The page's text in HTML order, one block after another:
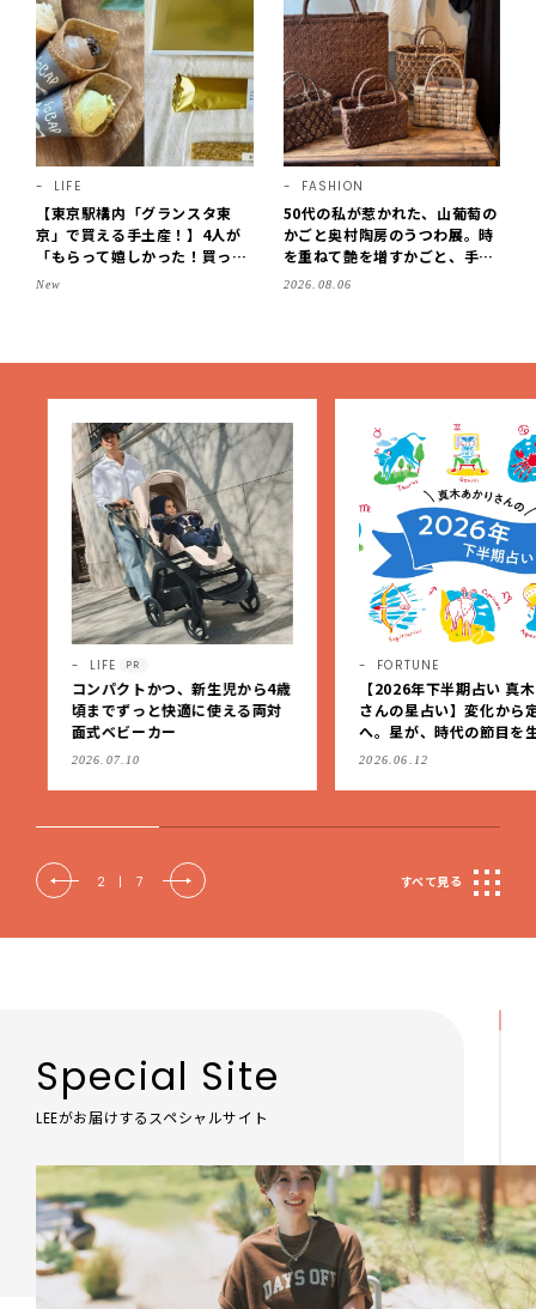
LIFE
【東京駅構内「グランスタ東
京」で買える手土産！】4人が
「もらって嬉しかった！買って
よかった」スイーツを拝見♪G
New
FASHION
50代の私が惹かれた、山葡萄の
かごと奥村陶房のうつわ展。時
を重ねて艶を増すかごと、手仕
事の美しさに出会いました。
2026.08.06
LIFE PR
コンパクトかつ、新生児から4歳
頃までずっと快適に使える両対
面式ベビーカー
2026.07.10
FORTUNE
【2026年下半期占い 真木
さんの星占い】変化から定
へ。星が、時代の節目を生
私たちを導く
2026.06.12
2 | 7 すべて見る
Special Site
LEEがお届けするスペシャルサイト